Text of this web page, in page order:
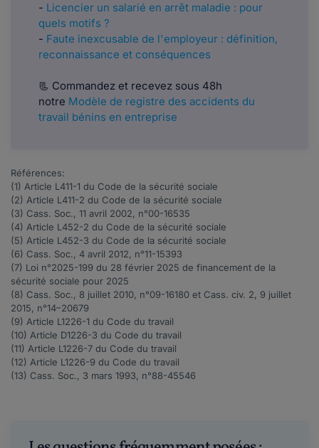
- Licencier un salarié en arrêt maladie : pour
quels motifs ?
- Faute inexcusable de l'employeur : définition,
reconnaissance et conséquences
📃 Commandez et recevez sous 48h
notre Modèle de registre des accidents du
travail bénins en entreprise
Références:
(1) Article L411-1 du Code de la sécurité sociale
(2) Article L411-2 du Code de la sécurité sociale
(3) Cass. Soc., 11 avril 2002, n°00-16535
(4) Article L452-2 du Code de la sécurité sociale
(5) Article L452-3 du Code de la sécurité sociale
(6) Cass. Soc., 4 avril 2012, n°11-15393
(7) Loi n°2025-199 du 28 février 2025 de financement de la
sécurité sociale pour 2025
(8) Cass. Soc., 8 juillet 2010, n°09-16180 et Cass. civ. 2, 9 juillet
2015, n°14–20679
(9) Article L1226-1 du Code du travail
(10) Article D1226-3 du Code du travail
(11) Article L1226-7 du Code du travail
(12) Article L1226-9 du Code du travail
(13) Cass. Soc., 3 mars 1993, n°88-45546